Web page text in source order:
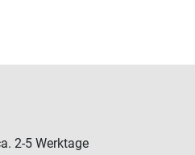
2-5 Werktage